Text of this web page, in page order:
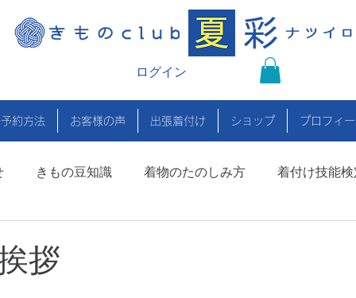
ログイン
約方法 お客様の声 出張着付け ショップ プロフィ
きもの豆知識 着物のたのしみ方 着付け技能検
拶